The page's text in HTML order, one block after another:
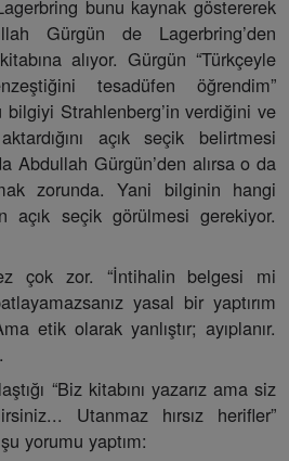
bunu kaynak göstererek
Gürgün de Lagerbring’den
alıyor. Gürgün “Türkçeyle
tesadüfen öğrendim”
bilgiyi Strahlenberg’in verdiğini ve
açık seçik belirtmesi
Abdullah Gürgün’den alırsa o da
zorunda. Yani bilginin hangi
açık seçik görülmesi gerekiyor.
çok zor. “İntihalin belgesi mi
yasal bir yaptırım
etik olarak yanlıştır; ayıplanır.
“Biz kitabını yazarız ama siz
Utanmaz hırsız herifler”
şu yorumu yaptım: